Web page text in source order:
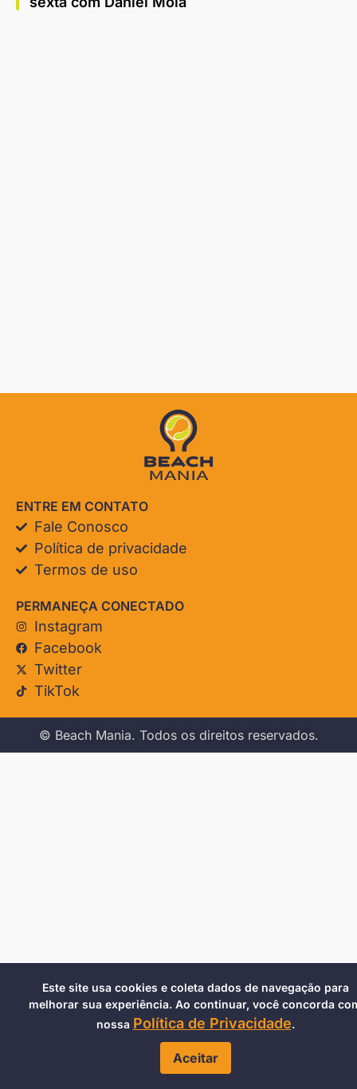
ENTRE EM CONTATO
Fale Conosco
Política de privacidade
Termos de uso
PERMANEÇA CONECTADO
Instagram
Facebook
Twitter
TikTok
© Beach Mania. Todos os direitos reservados.
Este site usa cookies e coleta dados de navegação para
melhorar sua experiência. Ao continuar, você concorda
nossa Política de Privacidade.
Aceitar